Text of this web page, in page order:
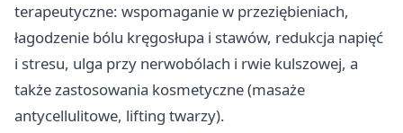
terapeutyczne: wspomaganie w przeziębieniach,
łagodzenie bólu kręgosłupa i stawów, redukcja napięć
i stresu, ulga przy nerwobólach i rwie kulszowej, a
także zastosowania kosmetyczne (masaże
antycellulitowe, lifting twarzy).